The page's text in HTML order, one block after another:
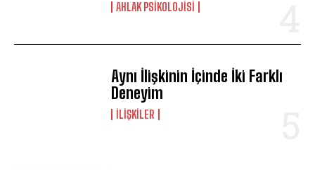
AHLAK PSIKOLOJISI
Aynı İlişkinin İçinde İki Farklı
Deneyim
İLIŞKILER